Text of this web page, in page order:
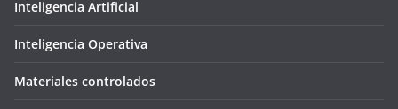
Inteligencia Artificial
Inteligencia Operativa
Materiales controlados